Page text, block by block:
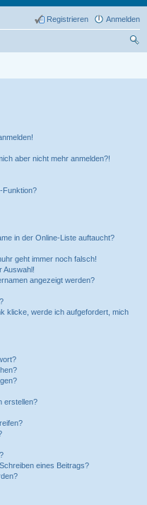
Anmelden
Registrieren
aber nicht mehr anmelden?!
Funktion?
in der Online-Liste auftaucht?
geht immer noch falsch!
Auswahl!
angezeigt werden?
klicke, werde ich aufgefordert, mich
erstellen?
eines Beitrags?